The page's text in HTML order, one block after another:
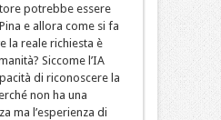
potrebbe essere
e allora come si fa
la reale richiesta è
Siccome l’IA
di riconoscere la
non ha una
ma l’esperienza di